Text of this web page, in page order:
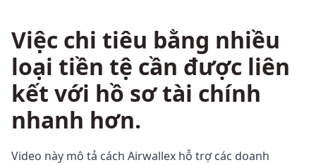
Việc chi tiêu bằng nhiều
loại tiền tệ cần được liên
kết với hồ sơ tài chính
nhanh hơn.
Video này mô tả cách Airwallex hỗ trợ các doanh